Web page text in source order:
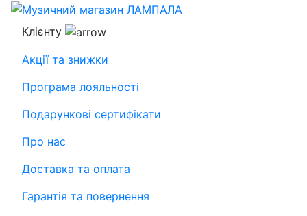
Клієнту
Акції та знижки
Програма лояльності
Подарункові сертифікати
Про нас
Доставка та оплата
Гарантія та повернення